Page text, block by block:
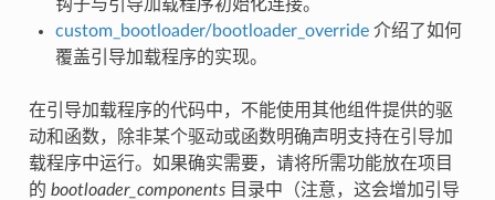
钩子与引导加载程序初始化连接。
custom_bootloader/bootloader_override介绍了如何
覆盖引导加载程序的实现。
在引导加载程序的代码中，不能使用其他组件提供的驱
动和函数，除非某个驱动或函数明确声明支持在引导加
载程序中运行。如果确实需要，请将所需功能放在项目
的 bootloader_components目录中（注意，这会增加引导